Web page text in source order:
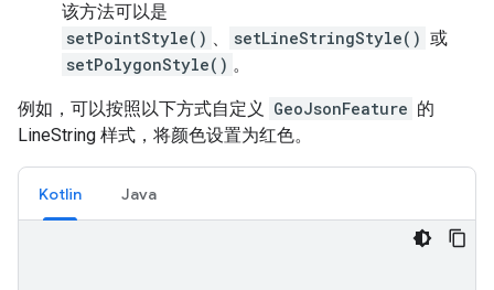
该方法可以是
setPointStyle() 、 setLineStringStyle() 或
setPolygonStyle() 。
例如，可以按照以下方式自定义 GeoJsonFeature 的
LineString 样式，将颜色设置为红色。
Kotlin Java